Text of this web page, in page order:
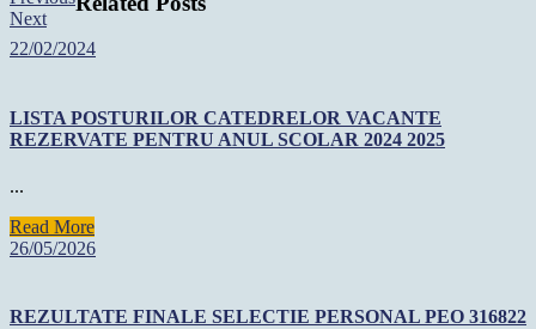
navigation
post:
NextNext
post:
22/02/202422/02/2024
LISTA POSTURILOR CATEDRELOR VACANTE
REZERVATE PENTRU ANUL SCOLAR 2024 2025
...
Read MoreRead
More
26/05/202626/05/2026
REZULTATE FINALE SELECTIE PERSONAL PEO 316822